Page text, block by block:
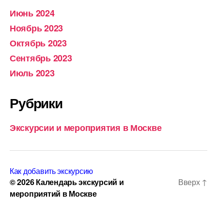
Июнь 2024
Ноябрь 2023
Октябрь 2023
Сентябрь 2023
Июль 2023
Рубрики
Экскурсии и мероприятия в Москве
Как добавить экскурсию
© 2026Календарь экскурсий и
мероприятий в Москве
Вверх ↑